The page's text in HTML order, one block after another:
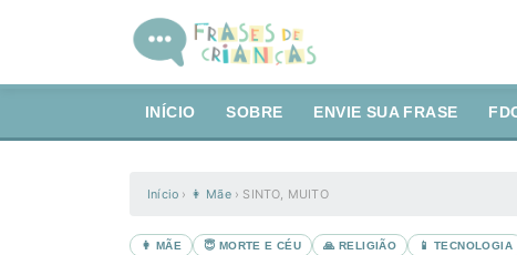
INÍCIO SOBRE ENVIE SUA FRASE
Início › 👩 Mãe › SINTO, MUITO
👩 MÃE 😇 MORTE E CÉU 🙏 RELIGIÃO 📱 TECNOLOGIA